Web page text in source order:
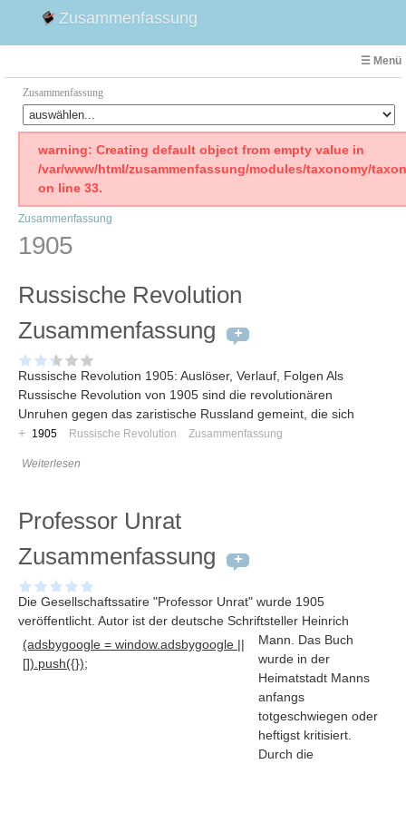
Zusammenfassung
☰ Menü
Zusammenfassung
Faust
Willhelm Tell
Emilia Galotti
1. Weltkrieg Zusammenfassung
Weimarer Republik
Die Räuber
Woyzeck
warning: Creating default object from empty value in
/var/www/html/zusammenfassung/modules/taxonomy/
on line 33.
Zusammenfassung
1905
Russische Revolution
Zusammenfassung
Russische Revolution 1905: Auslöser, Verlauf, Folgen Als
Russische Revolution von 1905 sind die revolutionären
Unruhen gegen das zaristische Russland gemeint, die sich
+ 1905 Russische Revolution Zusammenfassung
Weiterlesen
Professor Unrat
Zusammenfassung
Die Gesellschaftssatire "Professor Unrat" wurde 1905
veröffentlicht. Autor ist der deutsche Schriftsteller Heinrich
Mann
(adsbygoogle = window.adsbygoogle ||
[]).push({});
. Das Buch
wurde in der
Heimatstadt Manns
anfangs
totgeschwiegen oder
heftigst kritisiert.
Durch die